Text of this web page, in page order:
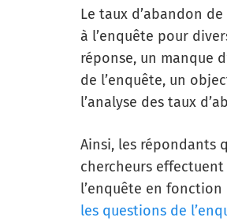
Le taux d’abandon
à l’enquête pour
réponse, un manque
de l’enquête, un
l’analyse des taux
Ainsi, les répondants
chercheurs
l’enquête en
les questions de